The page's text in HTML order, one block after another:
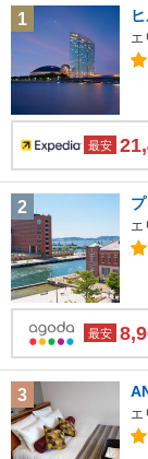
1
エ
最安
2
エ
最安
3
エ